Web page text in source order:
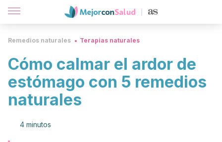
Remedios naturales Terapias naturales
Cómo calmar el ardor de
estómago con 5 remedios
naturales
4 minutos